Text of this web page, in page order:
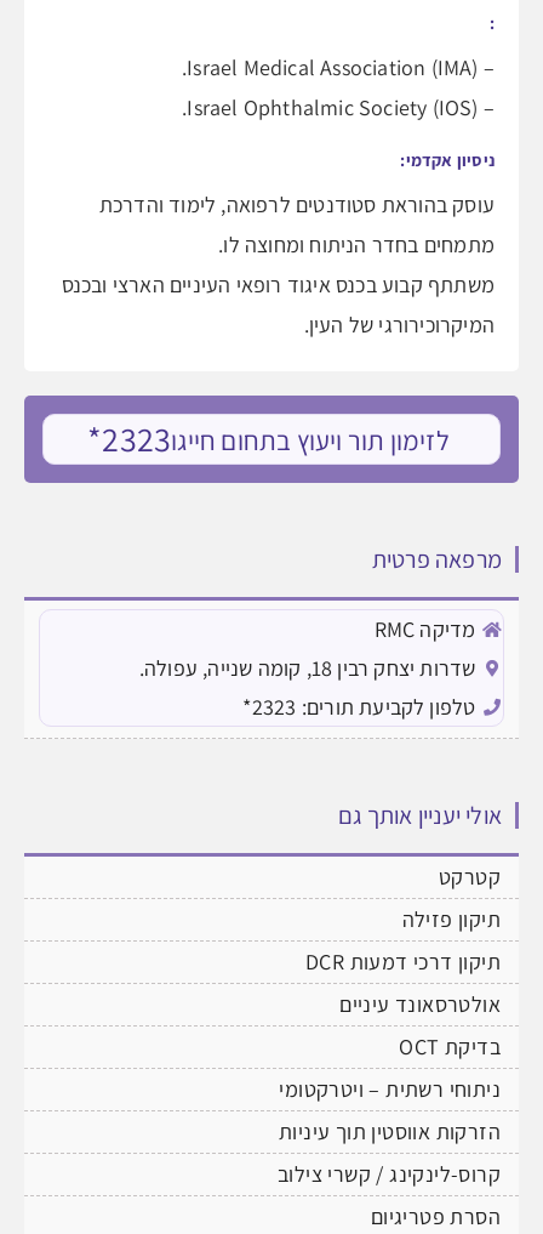
:
– Israel Medical Association (IMA).
– Israel Ophthalmic Society (IOS).
ניסיון אקדמי:
עוסק בהוראת סטודנטים לרפואה, לימוד והדרכת
מתמחים בחדר הניתוח ומחוצה לו.
משתתף קבוע בכנס איגוד רופאי העיניים הארצי ובכנס
המיקרוכירורגי של העין.
לזימון תור ויעוץ בתחום חייגו2323*
מרפאה פרטית
מדיקה RMC
שדרות יצחק רבין 18, קומה שנייה, עפולה.
טלפון לקביעת תורים: 2323*
אולי יעניין אותך גם
קטרקט
תיקון פזילה
תיקון דרכי דמעות DCR
אולטרסאונד עיניים
בדיקת OCT
ניתוחי רשתית – ויטרקטומי
הזרקות אווסטין תוך עיניות
קרוס-לינקינג / קשרי צילוב
הסרת פטריגיום